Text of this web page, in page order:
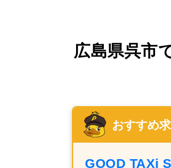
広島県呉市
おすすめ
GOOD TAXi